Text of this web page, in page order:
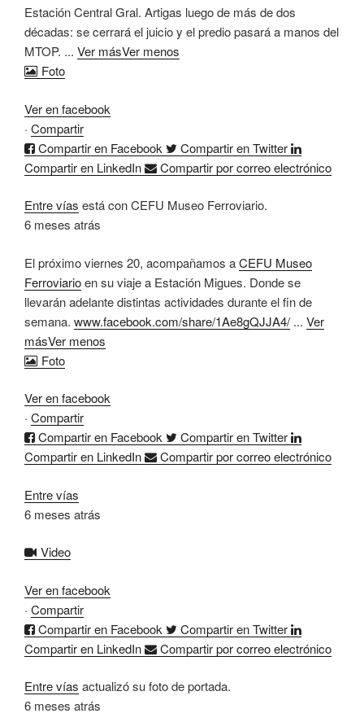
Estación Central Gral. Artigas luego de más de dos
décadas: se cerrará el juicio y el predio pasará a manos del
MTOP. ... Ver másVer menos
Foto
Ver en facebook
· Compartir
Compartir en Facebook
Compartir en Twitter
Compartir en LinkedIn
Compartir por correo electrónico
Entre vías está con CEFU Museo Ferroviario.
6 meses atrás
El próximo viernes 20, acompañamos aCEFU Museo
Ferroviarioen su viaje a Estación Migues. Donde se
llevarán adelante distintas actividades durante el fin de
semana. www.facebook.com/share/1Ae8gQJJA4/ ... Ver
másVer menos
Foto
Ver en facebook
· Compartir
Compartir en Facebook
Compartir en Twitter
Compartir en LinkedIn
Compartir por correo electrónico
Entre vías
6 meses atrás
Video
Ver en facebook
· Compartir
Compartir en Facebook
Compartir en Twitter
Compartir en LinkedIn
Compartir por correo electrónico
Entre vías actualizó su foto de portada.
6 meses atrás